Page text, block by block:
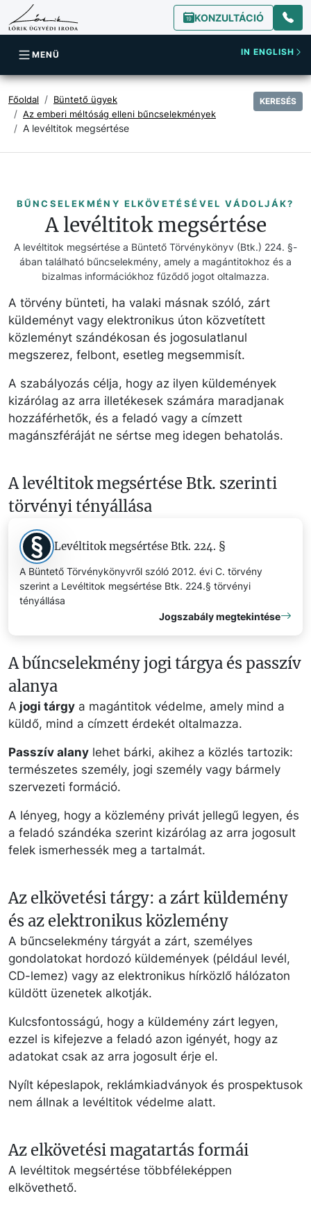
KONZULTÁCIÓ
MENÜ IN ENGLISH
Főoldal
Büntető ügyek
Az emberi méltóság elleni bűncselekmények
A levéltitok megsértése
KERESÉS
BŰNCSELEKMÉNY ELKÖVETÉSÉVEL VÁDOLJÁK?
A levéltitok megsértése
A levéltitok megsértése a Büntető Törvénykönyv (Btk.) 224. §-
ában található bűncselekmény, amely a magántitokhoz és a
bizalmas információkhoz fűződő jogot oltalmazza.
A törvény bünteti, ha valaki másnak szóló, zárt
küldeményt vagy elektronikus úton közvetített
közleményt szándékosan és jogosulatlanul
megszerez, felbont, esetleg megsemmisít.
A szabályozás célja, hogy az ilyen küldemények
kizárólag az arra illetékesek számára maradjanak
hozzáférhetők, és a feladó vagy a címzett
magánszféráját ne sértse meg idegen behatolás.
A levéltitok megsértése Btk. szerinti
törvényi tényállása
Levéltitok megsértése Btk. 224. §
A Büntető Törvénykönyvről szóló 2012. évi C. törvény
szerint a Levéltitok megsértése Btk. 224.§ törvényi
tényállása
Jogszabály megtekintése
A bűncselekmény jogi tárgya és passzív
alanya
A jogi tárgy a magántitok védelme, amely mind a
küldő, mind a címzett érdekét oltalmazza.
Passzív alany lehet bárki, akihez a közlés tartozik:
természetes személy, jogi személy vagy bármely
szervezeti formáció.
A lényeg, hogy a közlemény privát jellegű legyen, és
a feladó szándéka szerint kizárólag az arra jogosult
felek ismerhessék meg a tartalmát.
Az elkövetési tárgy: a zárt küldemény
és az elektronikus közlemény
A bűncselekmény tárgyát a zárt, személyes
gondolatokat hordozó küldemények (például levél,
CD-lemez) vagy az elektronikus hírközlő hálózaton
küldött üzenetek alkotják.
Kulcsfontosságú, hogy a küldemény zárt legyen,
ezzel is kifejezve a feladó azon igényét, hogy az
adatokat csak az arra jogosult érje el.
Nyílt képeslapok, reklámkiadványok és prospektusok
nem állnak a levéltitok védelme alatt.
Az elkövetési magatartás formái
A levéltitok megsértése többféleképpen
elkövethető.